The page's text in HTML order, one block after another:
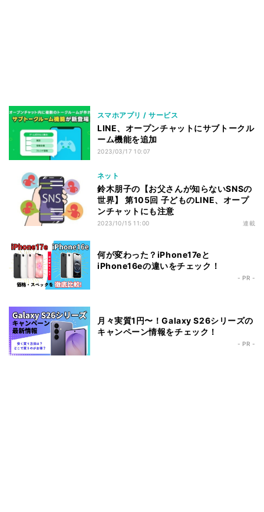
スマホアプリ / サービス
LINE、オープンチャットにサブトークル
ーム機能を追加
2023/03/17 10:07
ネット
鈴木朋子の【お父さんが知らないSNSの
世界】 第105回 子どものLINE、オープ
ンチャットにも注意
2023/10/15 11:00 連載
何が変わった？iPhone17eと
iPhone16eの違いをチェック！
- PR -
月々実質1円〜！Galaxy S26シリーズの
キャンペーン情報をチェック！
- PR -